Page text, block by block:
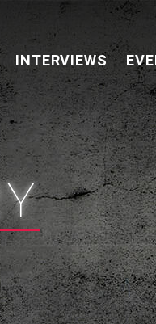
INTERVIEWS